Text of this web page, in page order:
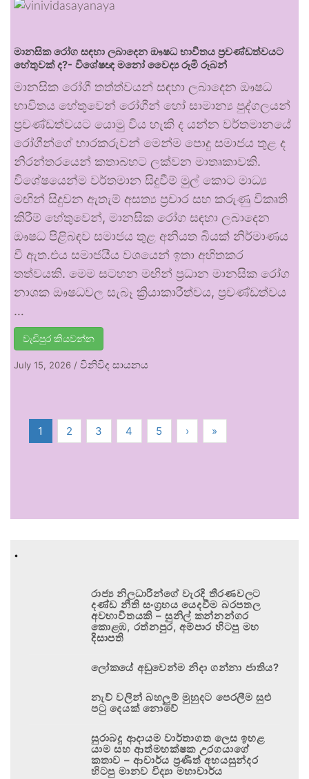
මානසික රෝග සඳහා ලබාදෙන ඖෂධ භාවිතය ප්‍රචණ්ඩත්වයට
හේතුවක් ද?- විශේෂඥ මනෝ වෛද්‍ය රූමි රූබන්
මානසික රෝගී තත්ත්වයන් සඳහා ලබාදෙන ඖෂධ
භාවිතය හේතුවෙන් රෝගීන් හෝ සාමාන්‍ය පුද්ගලයන්
ප්‍රචණ්ඩත්වයට යොමු විය හැකි ද යන්න වර්තමානයේ
රෝගීන්ගේ භාරකරුවන් මෙන්ම පොදු සමාජය තුළ ද
නිරන්තරයෙන් කතාබහට ලක්වන මාතෘකාවකි.
විශේෂයෙන්ම වර්තමාන සිදුවීම් මුල් කොට මාධ්‍ය
මඟින් සිදුවන ඇතැම් අසත්‍ය ප්‍රචාර සහ කරුණු විකෘති
කිරීම් හේතුවෙන්, මානසික රෝග සඳහා ලබාදෙන
ඖෂධ පිළිබඳව සමාජය තුළ අනියත බියක් නිර්මාණය
වී ඇත.එය සමාජයීය වශයෙන් ඉතා අහිතකර
තත්වයකි. මෙම සටහන මඟින් ප්‍රධාන මානසික රෝග
නාශක ඖෂධවල සැබෑ ක්‍රියාකාරීත්වය, ප්‍රචණ්ඩත්වය
…
වැඩිපුර කියවන්න
July 15, 2026 / විනිවිද සායනය
1 2 3 4 5 › »
.
රාජ්‍ය නිලධාරීන්ගේ වැරදි තීරණවලට
දණ්ඩ නීති සංග්‍රහය යෙදවීම බරපතල
අවභාවිතයකි – සුනිල් කන්නන්ගර
කොළඹ, රත්නපුර, අම්පාර හිටපු මහ
දිසාපති
ලෝකයේ අඩුවෙන්ම නිදා ගන්නා ජාතිය?
නැව් වලින් බහලුම් මුහුදට පෙරලීම සුළු
පටු දෙයක් නොවේ
සුරාබදු ආදායම වාර්තාගත ලෙස ඉහළ
යාම සහ ආත්මභක්ෂක උරගයාගේ
කතාව – ආචාර්ය ප්‍රණීත් අභයසුන්දර
හිටපු මානව විද්‍යා මහාචාර්ය